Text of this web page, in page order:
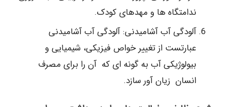
ندامتگاه ها و مهدهای کودک.
آلودگی آب آشامیدنی: آلودگی آب آشامیدنی
عبارتست از تغییر خواص فیزیکی، شیمیایی و
بیولوژیکی آب به گونه ای که آن را برای مصرف
انسان زیان آور سازد.